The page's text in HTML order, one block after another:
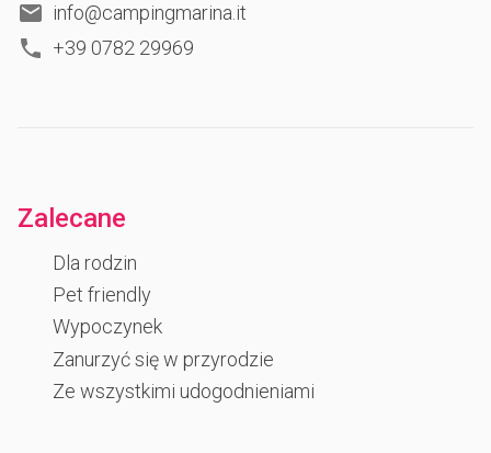
info@campingmarina.it
+39 0782 29969
Zalecane
Dla rodzin
Pet friendly
Wypoczynek
Zanurzyć się w przyrodzie
Ze wszystkimi udogodnieniami